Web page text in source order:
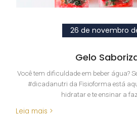
26 de novembro
Gelo
Você tem dificuldade em beber água?
#dicadanutri da Fisioforma está
hidratar e te ensinar a
Leia mais >